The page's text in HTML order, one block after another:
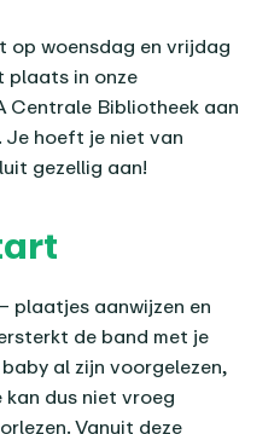
op woensdag en vrijdag
plaats in onze
Centrale Bibliotheek aan
Je hoeft je niet van
gezellig aan!
plaatjes aanwijzen en
de band met je
al zijn voorgelezen,
dus niet vroeg
Vanuit deze